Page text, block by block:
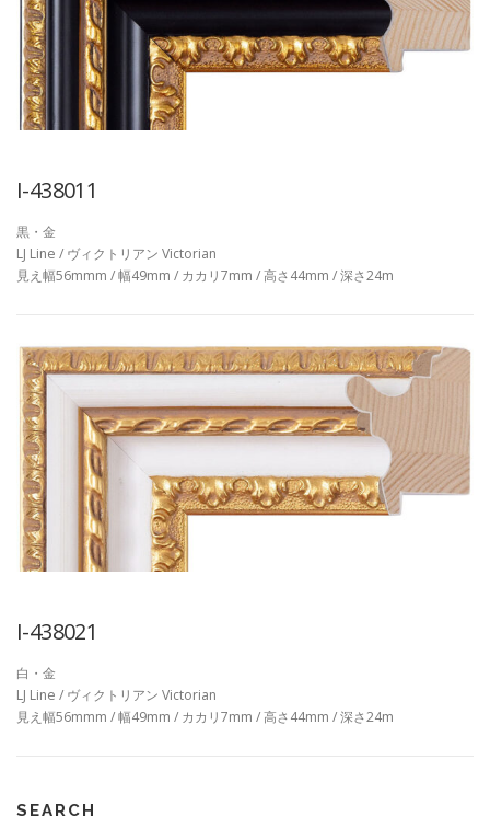
I-438011
黒・金
LJ Line / ヴィクトリアン Victorian
見え幅56mmm / 幅49mm / カカリ7mm / 高さ44mm / 深さ24m
I-438021
白・金
LJ Line / ヴィクトリアン Victorian
見え幅56mmm / 幅49mm / カカリ7mm / 高さ44mm / 深さ24m
SEARCH